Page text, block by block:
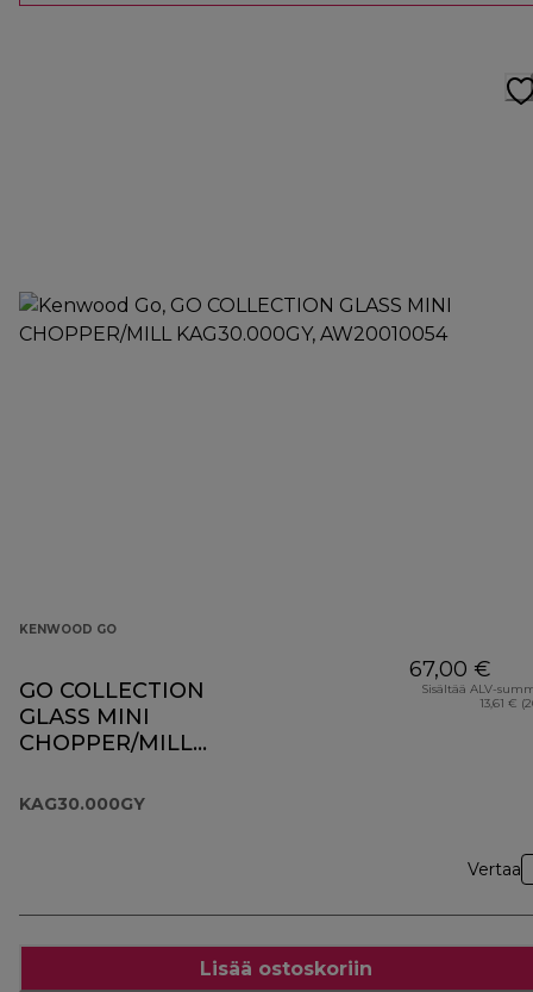
KENWOOD GO
GO COLLECTION
GLASS MINI
CHOPPER/MILL
KAG30.000GY
67,00 €
Sisältää ALV-
13,61 €
Vertaa
Lisää ostoskoriin